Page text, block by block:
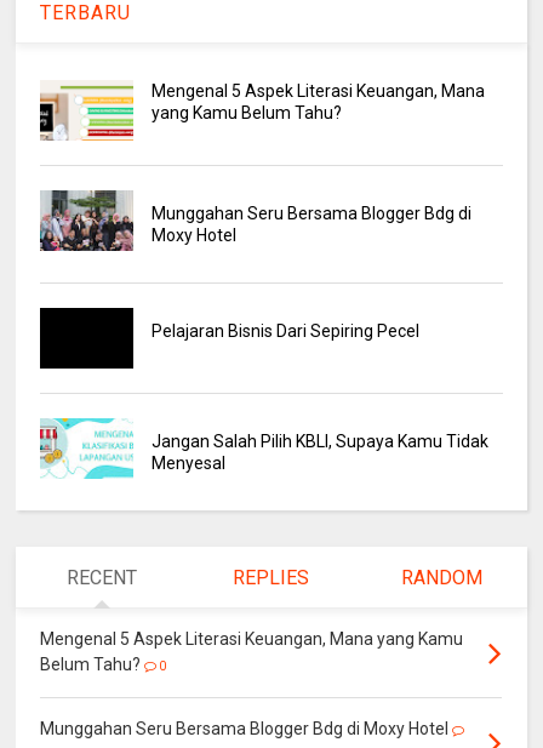
TERBARU
Mengenal 5 Aspek Literasi Keuangan, Mana
yang Kamu Belum Tahu?
Munggahan Seru Bersama Blogger Bdg di
Moxy Hotel
Pelajaran Bisnis Dari Sepiring Pecel
Jangan Salah Pilih KBLI, Supaya Kamu Tidak
Menyesal
RECENT REPLIES RANDOM
Mengenal 5 Aspek Literasi Keuangan, Mana yang Kamu
Belum Tahu?
0
Munggahan Seru Bersama Blogger Bdg di Moxy Hotel